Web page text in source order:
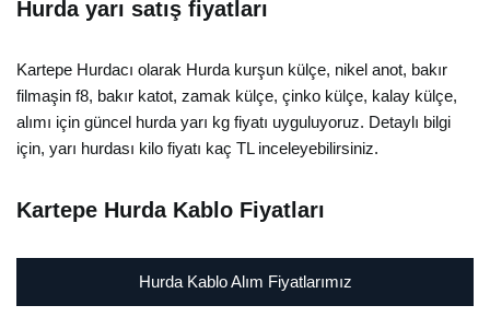
Hurda yarı satış fiyatları
Kartepe Hurdacı olarak Hurda kurşun külçe, nikel anot, bakır
filmaşin f8, bakır katot, zamak külçe, çinko külçe, kalay külçe,
alımı için güncel hurda yarı kg fiyatı uyguluyoruz. Detaylı bilgi
için, yarı hurdası kilo fiyatı kaç TL inceleyebilirsiniz.
Kartepe Hurda Kablo Fiyatları
Hurda Kablo Alım Fiyatlarımız